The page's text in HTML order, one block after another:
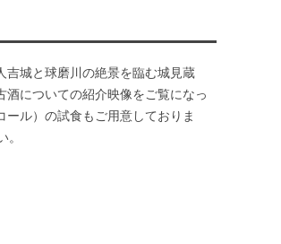
吉城と球磨川の絶景を臨む城見蔵
についての紹介映像をご覧になっ
ル）の試食もご用意しておりま